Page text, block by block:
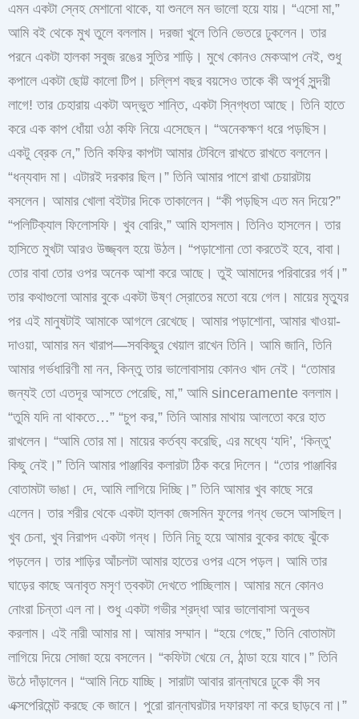
এমন একটা স্নেহ মেশানো থাকে, যা শুনলে মন ভালো হয়ে যায়। “এসো মা,”
আমি বই থেকে মুখ তুলে বললাম। দরজা খুলে তিনি ভেতরে ঢুকলেন। তার
পরনে একটা হালকা সবুজ রঙের সুতির শাড়ি। মুখে কোনও মেকআপ নেই, শুধু
কপালে একটা ছোট্ট কালো টিপ। চল্লিশ বছর বয়সেও তাকে কী অপূর্ব সুন্দরী
লাগে! তার চেহারায় একটা অদ্ভুত শান্তি, একটা স্নিগ্ধতা আছে। তিনি হাতে
করে এক কাপ ধোঁয়া ওঠা কফি নিয়ে এসেছেন। “অনেকক্ষণ ধরে পড়ছিস।
একটু ব্রেক নে,” তিনি কফির কাপটা আমার টেবিলে রাখতে রাখতে বললেন।
“ধন্যবাদ মা। এটারই দরকার ছিল।” তিনি আমার পাশে রাখা চেয়ারটায়
বসলেন। আমার খোলা বইটার দিকে তাকালেন। “কী পড়ছিস এত মন দিয়ে?”
“পলিটিক্যাল ফিলোসফি। খুব বোরিং,” আমি হাসলাম। তিনিও হাসলেন। তার
হাসিতে মুখটা আরও উজ্জ্বল হয়ে উঠল। “পড়াশোনা তো করতেই হবে, বাবা।
তোর বাবা তোর ওপর অনেক আশা করে আছে। তুই আমাদের পরিবারের গর্ব।”
তার কথাগুলো আমার বুকে একটা উষ্ণ স্রোতের মতো বয়ে গেল। মায়ের মৃত্যুর
পর এই মানুষটাই আমাকে আগলে রেখেছে। আমার পড়াশোনা, আমার খাওয়া-
দাওয়া, আমার মন খারাপ—সবকিছুর খেয়াল রাখেন তিনি। আমি জানি, তিনি
আমার গর্ভধারিণী মা নন, কিন্তু তার ভালোবাসায় কোনও খাদ নেই। “তোমার
জন্যই তো এতদূর আসতে পেরেছি, মা,” আমি sinceramente বললাম।
“তুমি যদি না থাকতে…” “চুপ কর,” তিনি আমার মাথায় আলতো করে হাত
রাখলেন। “আমি তোর মা। মায়ের কর্তব্য করেছি, এর মধ্যে ‘যদি’, ‘কিন্তু’
কিছু নেই।” তিনি আমার পাঞ্জাবির কলারটা ঠিক করে দিলেন। “তোর পাঞ্জাবির
বোতামটা ভাঙা। দে, আমি লাগিয়ে দিচ্ছি।” তিনি আমার খুব কাছে সরে
এলেন। তার শরীর থেকে একটা হালকা জেসমিন ফুলের গন্ধ ভেসে আসছিল।
খুব চেনা, খুব নিরাপদ একটা গন্ধ। তিনি নিচু হয়ে আমার বুকের কাছে ঝুঁকে
পড়লেন। তার শাড়ির আঁচলটা আমার হাতের ওপর এসে পড়ল। আমি তার
ঘাড়ের কাছে অনাবৃত মসৃণ ত্বকটা দেখতে পাচ্ছিলাম। আমার মনে কোনও
নোংরা চিন্তা এল না। শুধু একটা গভীর শ্রদ্ধা আর ভালোবাসা অনুভব
করলাম। এই নারী আমার মা। আমার সম্মান। “হয়ে গেছে,” তিনি বোতামটা
লাগিয়ে দিয়ে সোজা হয়ে বসলেন। “কফিটা খেয়ে নে, ঠান্ডা হয়ে যাবে।” তিনি
উঠে দাঁড়ালেন। “আমি নিচে যাচ্ছি। সারাটা আবার রান্নাঘরে ঢুকে কী সব
এক্সপেরিমেন্ট করছে কে জানে। পুরো রান্নাঘরটার দফারফা না করে ছাড়বে না।”